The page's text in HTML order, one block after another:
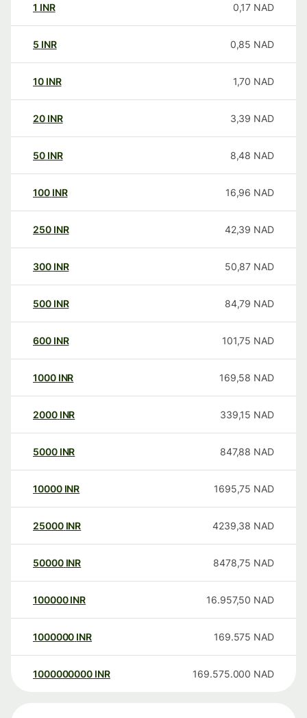
1 INR 0,17 NAD
5 INR 0,85 NAD
10 INR 1,70 NAD
20 INR 3,39 NAD
50 INR 8,48 NAD
100 INR 16,96 NAD
250 INR 42,39 NAD
300 INR 50,87 NAD
500 INR 84,79 NAD
600 INR 101,75 NAD
1000 INR 169,58 NAD
2000 INR 339,15 NAD
5000 INR 847,88 NAD
10000 INR 1695,75 NAD
25000 INR 4239,38 NAD
50000 INR 8478,75 NAD
100000 INR 16.957,50 NAD
1000000 INR 169.575 NAD
1000000000 INR 169.575.000 NAD